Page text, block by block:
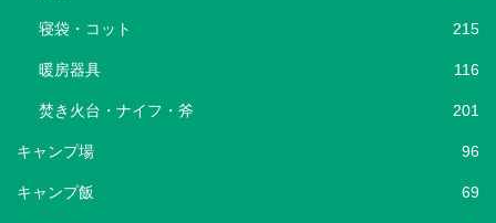
寝袋・コット 215
暖房器具 116
焚き火台・ナイフ・斧 201
キャンプ場 96
キャンプ飯 69